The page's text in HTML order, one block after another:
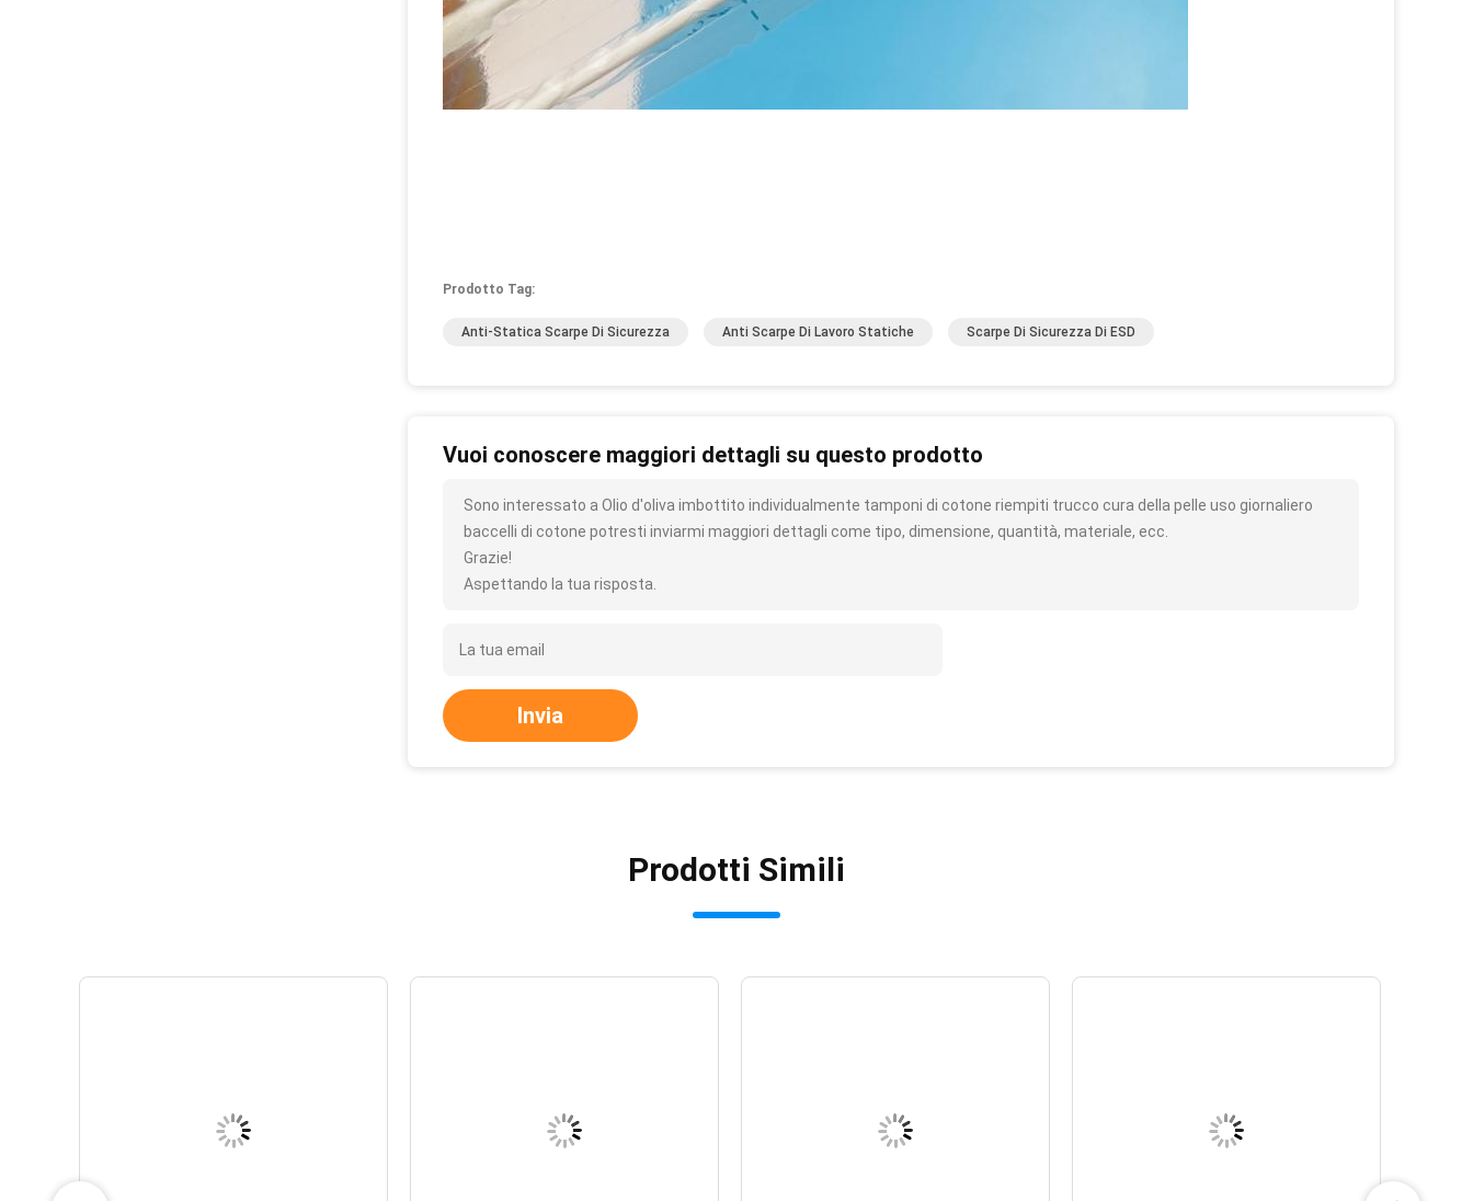
Prodotto Tag:
Anti-Statica Scarpe Di Sicurezza Anti Scarpe Di Lavoro Statiche Scarpe Di Sicurezza Di ESD
Vuoi conoscere maggiori dettagli su questo prodotto
Sono interessato a Olio d'oliva imbottito individualmente tamponi di cotone riempiti trucco cura della pelle uso giornaliero
baccelli di cotone potresti inviarmi maggiori dettagli come tipo, dimensione, quantità, materiale, ecc.
Grazie!
Aspettando la tua risposta.
Invia
Prodotti Simili